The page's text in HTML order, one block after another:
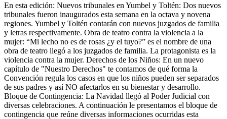
En esta edición: Nuevos tribunales en Yumbel y Toltén: Dos nuevos
tribunales fueron inaugurados esta semana en la octava y novena
regiones. Yumbel y Toltén contarán con nuevos juzgados de familia
y letras respectivamente. Obra de teatro contra la violencia a la
mujer: “Mi lecho no es de rosas ¿y el tuyo?” es el nombre de una
obra de teatro llegó a los juzgados de familia. La protagonista es la
violencia contra la mujer. Derechos de los Niños: En un nuevo
capítulo de "Nuestro Derechos" te contamos de qué forma la
Convención regula los casos en que los niños pueden ser separados
de sus padres y así NO afectarlos en su bienestar y desarrollo.
Bloque de Contingencia: La Navidad llegó al Poder Judicial con
diversas celebraciones. A continuación le presentamos el bloque de
contingencia que reúne diversas informaciones ocurridas esta